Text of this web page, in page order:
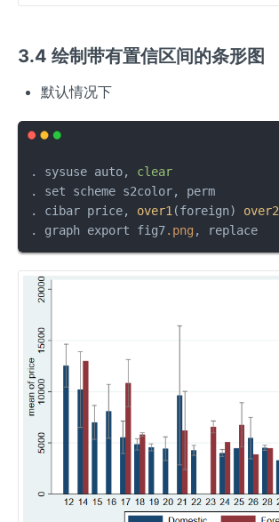
3.4 绘制带有置信区间的条形图
默认情况下
. sysuse auto, clear
. set scheme s2color, perm
. cibar price, over1 (foreign) over2
. graph export fig7.png , replace